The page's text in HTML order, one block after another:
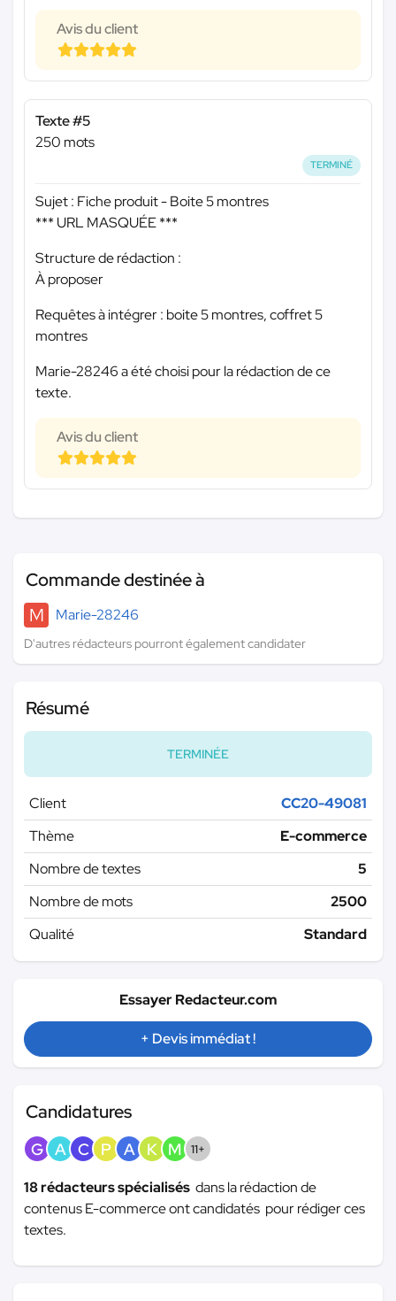
Avis du client
Texte #5
250 mots
TERMINÉ
Sujet : Fiche produit - Boite 5 montres
*** URL MASQUÉE ***
Structure de rédaction :
À proposer
Requêtes à intégrer : boite 5 montres, coffret 5
montres
Marie-28246 a été choisi pour la rédaction de ce
texte.
Avis du client
Commande destinée à
M
Marie-28246
D'autres rédacteurs pourront également candidater
Résumé
TERMINÉE
Client
CC20-49081
Thème
E-commerce
Nombre de textes
5
Nombre de mots
2500
Qualité
Standard
Essayer Redacteur.com
+ Devis immédiat !
Candidatures
G A C P A K M 11+
18 rédacteurs spécialisés dans la rédaction de
contenus E-commerce ont candidatés pour rédiger ces
textes.